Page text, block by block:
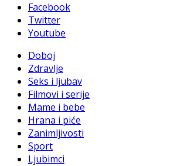
Facebook
Twitter
Youtube
Doboj
Zdravlje
Seks i ljubav
Filmovi i serije
Mame i bebe
Hrana i piće
Zanimljivosti
Sport
Ljubimci